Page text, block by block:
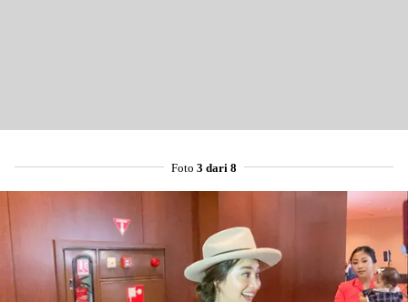
Foto 3 dari 8